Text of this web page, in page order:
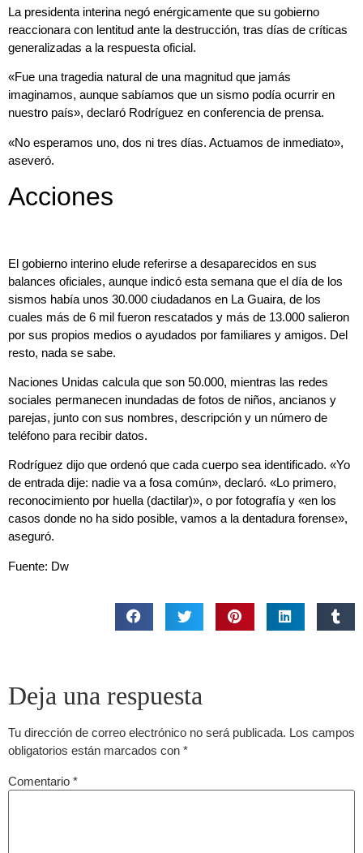
La presidenta interina negó enérgicamente que su gobierno
reaccionara con lentitud ante la destrucción, tras días de críticas
generalizadas a la respuesta oficial.
«Fue una tragedia natural de una magnitud que jamás
imaginamos, aunque sabíamos que un sismo podía ocurrir en
nuestro país», declaró Rodríguez en conferencia de prensa.
«No esperamos uno, dos ni tres días. Actuamos de inmediato»,
aseveró.
Acciones
El gobierno interino elude referirse a desaparecidos en sus
balances oficiales, aunque indicó esta semana que el día de los
sismos había unos 30.000 ciudadanos en La Guaira, de los
cuales más de 6 mil fueron rescatados y más de 13.000 salieron
por sus propios medios o ayudados por familiares y amigos. Del
resto, nada se sabe.
Naciones Unidas calcula que son 50.000, mientras las redes
sociales permanecen inundadas de fotos de niños, ancianos y
parejas, junto con sus nombres, descripción y un número de
teléfono para recibir datos.
Rodríguez dijo que ordenó que cada cuerpo sea identificado. «Yo
de entrada dije: nadie va a fosa común», declaró. «Lo primero,
reconocimiento por huella (dactilar)», o por fotografía y «en los
casos donde no ha sido posible, vamos a la dentadura forense»,
aseguró.
Fuente: Dw
Deja una respuesta
Tu dirección de correo electrónico no será publicada. Los campos
obligatorios están marcados con *
Comentario *